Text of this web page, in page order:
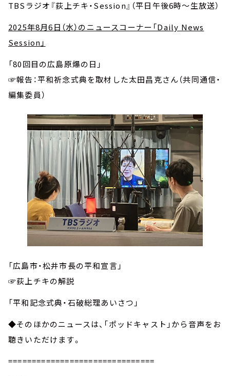
TBSラジオ『荻上チキ・Session』（平日午後6時～生放送）
2025年8月6日（水）のニュースコーナー「Daily News
Session」
「80回目の広島原爆の日」
☞報告：平和祈念式典を取材した太田昌克さん（共同通信・
編集委員）
「広島市・松井市長の平和宣言」
☞荻上チキの解説
「平和記念式典・石破総理あいさつ」
◆そのほかのニュースは、「ポッドキャスト」から音声をお
聴きいただけます。
===============================